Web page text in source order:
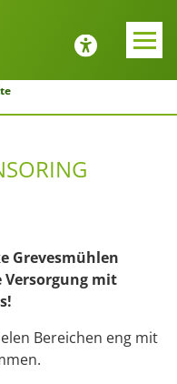
Grevesmühlen
Versorgung mit
Bereichen eng mit